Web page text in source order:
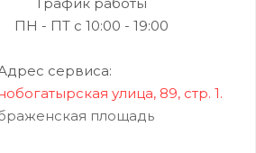
ПН - ПТ с 10:00 - 19:00
сервиса:
улица, 89, стр. 1.
площадь